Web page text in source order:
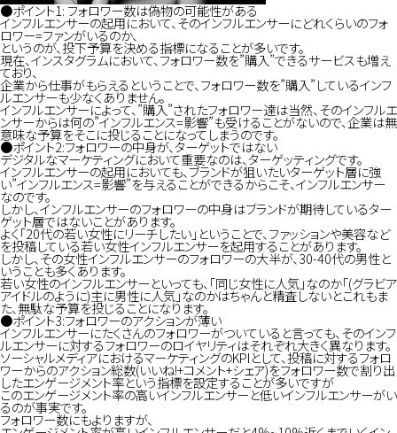
WHAT WE DO
STORIES
JOURNAL
CONTACT
●ポイント1: フォロワー数は偽物の可能性がある
インフルエンサーの起用において、そのインフルエンサーにどれくらいのフォ
ロワー=ファンがいるのか、
というのが、投下予算を決める指標になることが多いです。
現在、インスタグラムにおいて、フォロワー数を”購入”できるサービスも増え
ており、
企業から仕事がもらえるということで、フォロワー数を”購入”しているインフ
ルエンサーも少なくありません。
インフルエンサーによって、”購入”されたフォロワー達は当然、そのインフルエ
ンサーからは何の”インフルエンス=影響”も受けることがないので、企業は無
意味な予算をそこに投じることになってしまうのです。
●ポイント2:フォロワーの中身が、ターゲットではない
デジタルなマーケティングにおいて重要なのは、ターゲッティングです。
インフルエンサーの起用においても、ブランドが狙いたいターゲット層に強
い”インフルエンス=影響”を与えることができるからこそ、インフルエンサー
なのです。
しかし、インフルエンサーのフォロワーの中身はブランドが期待しているター
ゲット層ではないことがあります。
よく「20代の若い女性にリーチしたい」ということで、ファッションや美容など
を投稿している若い女性インフルエンサーを起用することがあります。
しかし、その女性インフルエンサーのフォロワーの大半が、30-40代の男性と
いうことも多くあります。
若い女性のインフルエンサーといっても、「同じ女性に人気」なのか「(グラビア
アイドルのように)主に男性に人気」なのかはちゃんと精査しないとこれもま
た、無駄な予算を投じることになります。
●ポイント3:フォロワーのアクションが薄い
インフルエンサーにたくさんのフォロワーがついていると言っても、そのインフ
ルエンサーに対するフォロワーのロイヤリティはそれぞれ大きく異なります。
ソーシャルメディアにおけるマーケティングのKPIとして、投稿に対するフォロ
ワーからのアクション総数(いいね!+コメント+シェア)をフォロワー数で割り出
したエンゲージメント率という指標を設定することが多いですが
このエンゲージメント率の高いインフルエンサーと低いインフルエンサーがい
るのが事実です。
フォロワー数にもよりますが、